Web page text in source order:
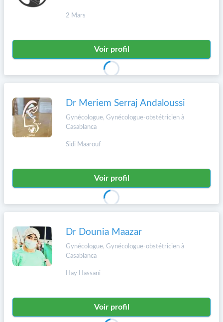
2 Mars
Voir profil
Dr Meriem Serraj Andaloussi
Gynécologue, Gynécologue-obstétricien à
Casablanca
Sidi Maarouf
Voir profil
Dr Dounia Maazar
Gynécologue, Gynécologue-obstétricien à
Casablanca
Hay Hassani
Voir profil